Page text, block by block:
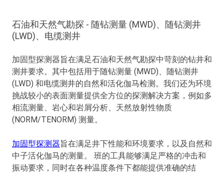
石油和天然气勘探 - 随钻测量 (MWD)、随钻测井
(LWD)、电缆测井
加固型探测器旨在满足石油和天然气勘探中苛刻的钻井和
测井要求。其中包括用于随钻测量 (MWD)、随钻测井
(LWD) 和电缆测井的自然和活化伽马检测。我们还为环境
挑战较小的表面测量提供全方位的探测解决方案，例如多
相流测量、岩心和岩屑分析、天然放射性物质
(NORM/TENORM) 测量。
加固型探测器旨在满足井下性能和环境要求，以及自然和
中子活化伽马的测量。 班的工具能够满足严格的冲击和
振动要求，同时在各种温度条件下都能提供准确的结